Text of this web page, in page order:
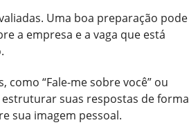
Uma boa preparação pode
a empresa e a vaga que está
“Fale-me sobre você” ou
estruturar suas respostas de forma
sua imagem pessoal.